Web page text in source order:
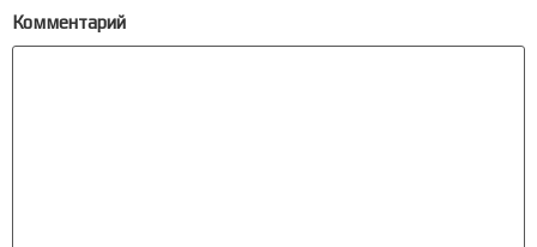
Комментарий